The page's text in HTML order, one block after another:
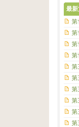
最
第
第
第
第
第
第
第
第
第
第